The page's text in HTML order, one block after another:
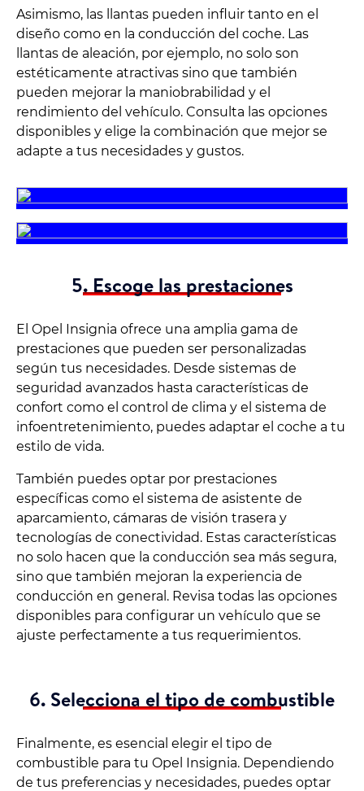
Asimismo, las llantas pueden influir tanto en el
diseño como en la conducción del coche. Las
llantas de aleación, por ejemplo, no solo son
estéticamente atractivas sino que también
pueden mejorar la maniobrabilidad y el
rendimiento del vehículo. Consulta las opciones
disponibles y elige la combinación que mejor se
adapte a tus necesidades y gustos.
5. Escoge las prestaciones
El Opel Insignia ofrece una amplia gama de
prestaciones que pueden ser personalizadas
según tus necesidades. Desde sistemas de
seguridad avanzados hasta características de
confort como el control de clima y el sistema de
infoentretenimiento, puedes adaptar el coche a tu
estilo de vida.
También puedes optar por prestaciones
específicas como el sistema de asistente de
aparcamiento, cámaras de visión trasera y
tecnologías de conectividad. Estas características
no solo hacen que la conducción sea más segura,
sino que también mejoran la experiencia de
conducción en general. Revisa todas las opciones
disponibles para configurar un vehículo que se
ajuste perfectamente a tus requerimientos.
6. Selecciona el tipo de combustible
Finalmente, es esencial elegir el tipo de
combustible para tu Opel Insignia. Dependiendo
de tus preferencias y necesidades, puedes optar